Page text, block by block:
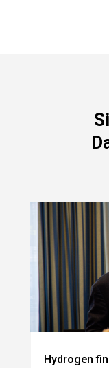
Hydrogen